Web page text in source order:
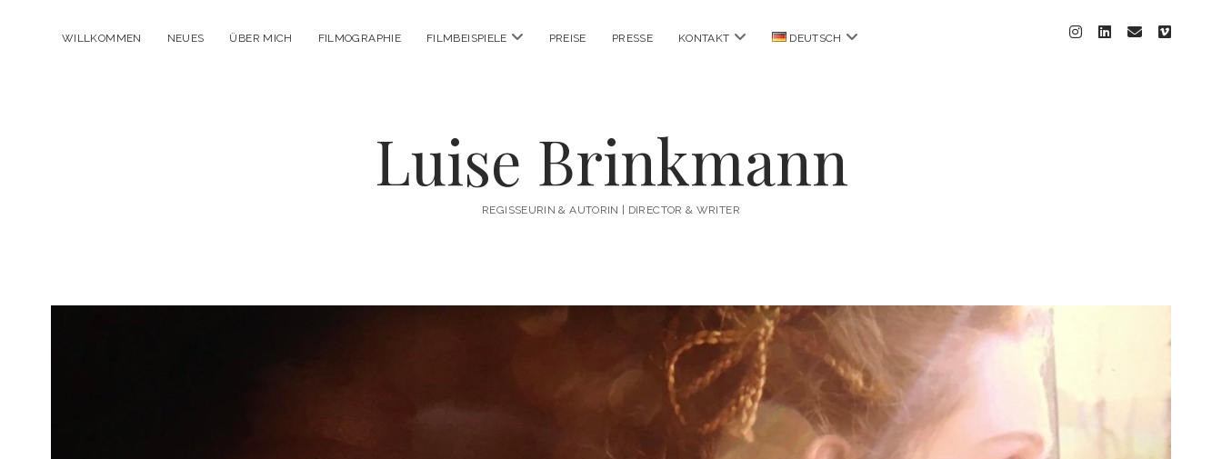
WILLKOMMEN NEUES ÜBER MICH FILMOGRAPHIE FILMBEISPIELE Menü
PREISE PRESSE KONTAKT Menü
DEUTSCH Menü
instagram
linkedin
emailvimeo
Luise Brinkmann
REGISSEURIN & AUTORIN | DIRECTOR & WRITER